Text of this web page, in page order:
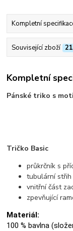
Kompletní
Související zboží 21
Kompletní
Pánské triko s
Tričko Basic
průkrčník s
tubulární střih
vnitřní část
zpevňující
Materiál:
100 % bavlna